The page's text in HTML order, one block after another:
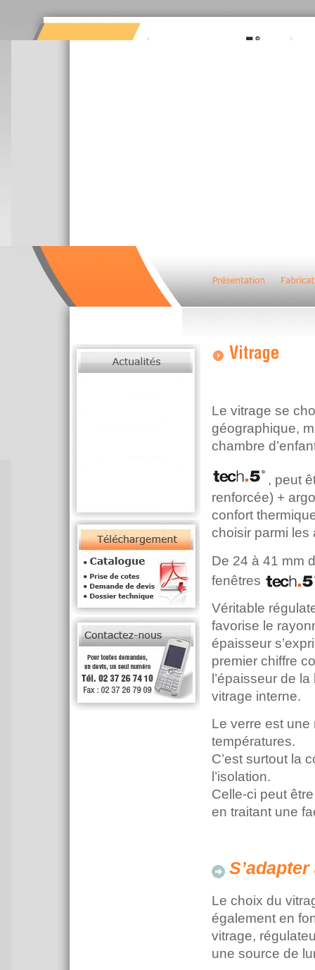
Le vitrage se
géographique,
chambre
, peut
renforcée) +
confort
choisir parmi les
De 24 à 41 mm
fenêtres
Véritable
favorise le
épaisseur
premier chiffre
l’épaisseur de
vitrage interne.
Le verre est une
températures.
C’est surtout la
l’isolation.
Celle-ci peut
en traitant une
Le choix du
également en
vitrage,
une source de